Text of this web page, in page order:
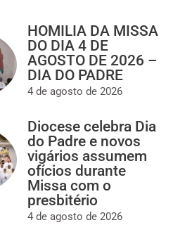
HOMILIA DA MISSA
DO DIA 4 DE
AGOSTO DE 2026 –
DIA DO PADRE
4 de agosto de 2026
Diocese celebra Dia
do Padre e novos
vigários assumem
ofícios durante
Missa com o
presbitério
4 de agosto de 2026